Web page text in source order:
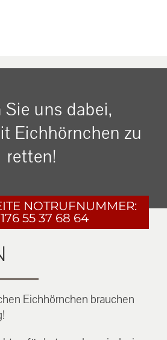
Sie uns dabei,
Eichhörnchen zu
retten!
NOTRUFNUMMER:
55 37 68 64
Eichhörnchen brauchen